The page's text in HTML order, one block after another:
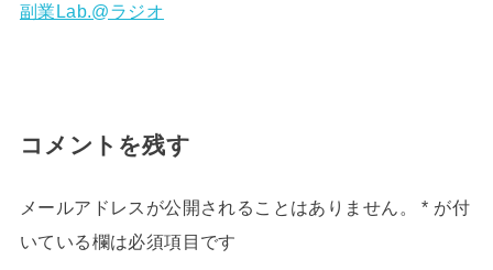
副業Lab.@ラジオ
コメントを残す
メールアドレスが公開されることはありません。 * が付
いている欄は必須項目です